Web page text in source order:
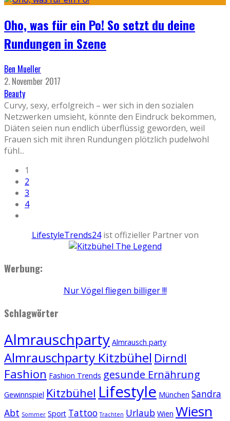
Oho, was für ein Po! So setzt du deine
Rundungen in Szene
Ben Mueller
2. November 2017
Beauty
Curvy, sexy, erfolgreich – wer sich in den sozialen
Netzwerken umsieht, könnte den Eindruck bekommen,
Diäten seien nun endlich überflüssig geworden, weil
Frauen sich mit ihren Rundungen plötzlich pudelwohl
fühl...
1
2
3
4
LifestyleTrends24ist offizieller Partner von
Werbung:
Nur Vögel fliegen billiger !!!
Schlagwörter
Almrauschparty Almrausch party
Almrauschparty Kitzbühel Dirndl
Fashion Fashion Trends gesunde Ernährung
Gewinnspiel Kitzbühel Lifestyle München Sandra
Abt Sommer Sport Tattoo Trachten Urlaub Wien Wiesn